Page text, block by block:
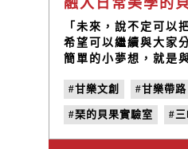
「未來，說不定可以
希望可以繼續與大家
簡單的小夢想，就是
未來仍會堅持這份信
走得更長更遠。
#甘樂文創 #甘樂帶路
#琹的貝果實驗室 #三